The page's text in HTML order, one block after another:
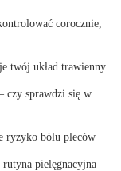
corocznie,
twój układ trawienny
czy sprawdzi się w
ryzyko bólu pleców
pielęgnacyjna